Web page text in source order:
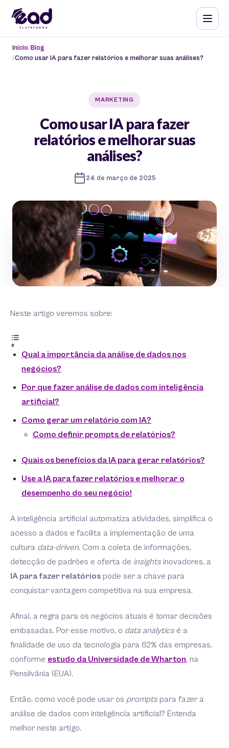
Início Blog
Como usar IA para fazer relatórios e melhorar suas análises?
MARKETING
Como usar IA para fazer
relatórios e melhorar suas
análises?
24 de março de 2025
Neste artigo veremos sobre:
Qual a importância da análise de dados nos
negócios?
Por que fazer análise de dados com inteligência
artificial?
Como gerar um relatório com IA?
Como definir prompts de relatórios?
Quais os benefícios da IA para gerar relatórios?
Use a IA para fazer relatórios e melhorar o
desempenho do seu negócio!
A inteligência artificial automatiza atividades, simplifica o
acesso a dados e facilita a implementação de uma
cultura data-driven. Com a coleta de informações,
detecção de padrões e oferta de insights inovadores, a
IA para fazer relatórios pode ser a chave para
conquistar vantagem competitiva na sua empresa.
Afinal, a regra para os negócios atuais é tomar decisões
embasadas. Por esse motivo, o data analytics é a
finalidade de uso da tecnologia para 62% das empresas,
conforme estudo da Universidade de Wharton, na
Pensilvânia (EUA).
Então, como você pode usar os prompts para fazer a
análise de dados com inteligência artificial? Entenda
melhor neste artigo.